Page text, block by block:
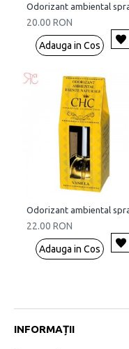
20.00 RON
Adauga in Cos
22.00 RON
Adauga in Cos
INFORMAȚII